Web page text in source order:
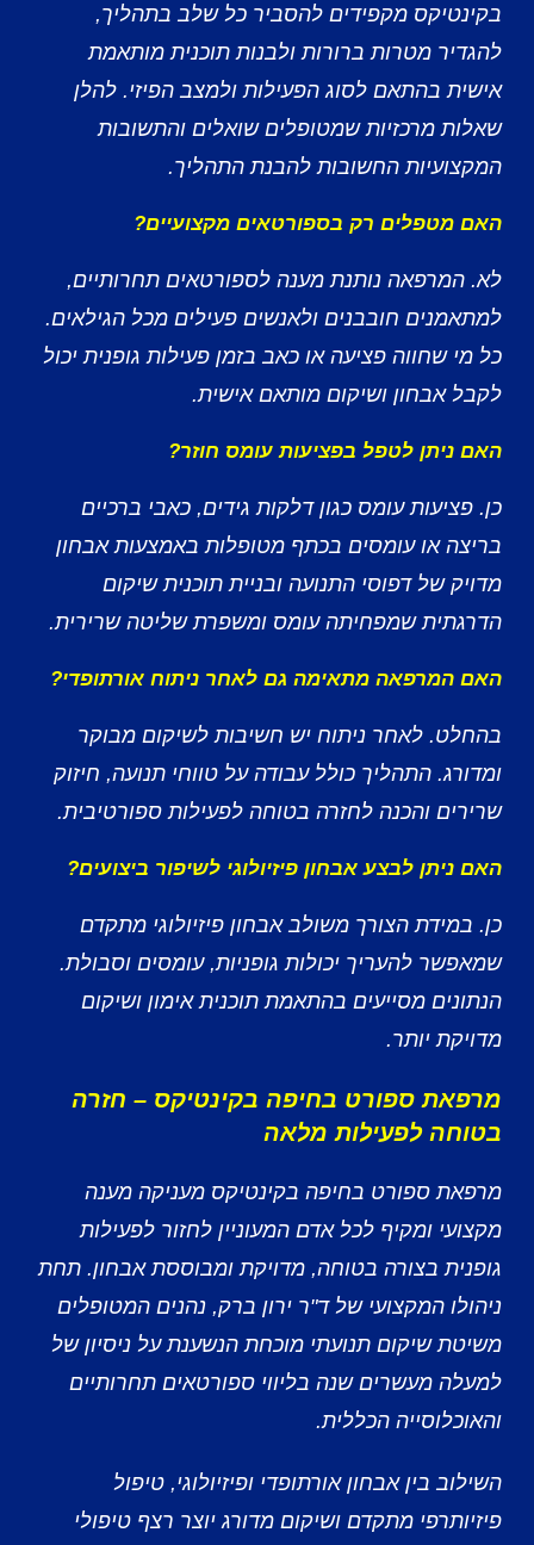
בקינטיקס מקפידים להסביר כל שלב בתהליך,
להגדיר מטרות ברורות ולבנות תוכנית מותאמת
אישית בהתאם לסוג הפעילות ולמצב הפיזי. להלן
שאלות מרכזיות שמטופלים שואלים והתשובות
המקצועיות החשובות להבנת התהליך.
האם מטפלים רק בספורטאים מקצועיים?
לא. המרפאה נותנת מענה לספורטאים תחרותיים,
למתאמנים חובבנים ולאנשים פעילים מכל הגילאים.
כל מי שחווה פציעה או כאב בזמן פעילות גופנית יכול
לקבל אבחון ושיקום מותאם אישית.
האם ניתן לטפל בפציעות עומס חוזר?
כן. פציעות עומס כגון דלקות גידים, כאבי ברכיים
בריצה או עומסים בכתף מטופלות באמצעות אבחון
מדויק של דפוסי התנועה ובניית תוכנית שיקום
הדרגתית שמפחיתה עומס ומשפרת שליטה שרירית.
האם המרפאה מתאימה גם לאחר ניתוח אורתופדי?
בהחלט. לאחר ניתוח יש חשיבות לשיקום מבוקר
ומדורג. התהליך כולל עבודה על טווחי תנועה, חיזוק
שרירים והכנה לחזרה בטוחה לפעילות ספורטיבית.
האם ניתן לבצע אבחון פיזיולוגי לשיפור ביצועים?
כן. במידת הצורך משולב אבחון פיזיולוגי מתקדם
שמאפשר להעריך יכולות גופניות, עומסים וסבולת.
הנתונים מסייעים בהתאמת תוכנית אימון ושיקום
מדויקת יותר.
מרפאת ספורט בחיפה בקינטיקס – חזרה
בטוחה לפעילות מלאה
מרפאת ספורט בחיפה בקינטיקס מעניקה מענה
מקצועי ומקיף לכל אדם המעוניין לחזור לפעילות
גופנית בצורה בטוחה, מדויקת ומבוססת אבחון. תחת
ניהולו המקצועי של ד"ר ירון ברק, נהנים המטופלים
משיטת שיקום תנועתי מוכחת הנשענת על ניסיון של
למעלה מעשרים שנה בליווי ספורטאים תחרותיים
והאוכלוסייה הכללית.
השילוב בין אבחון אורתופדי ופיזיולוגי, טיפול
פיזיותרפי מתקדם ושיקום מדורג יוצר רצף טיפולי